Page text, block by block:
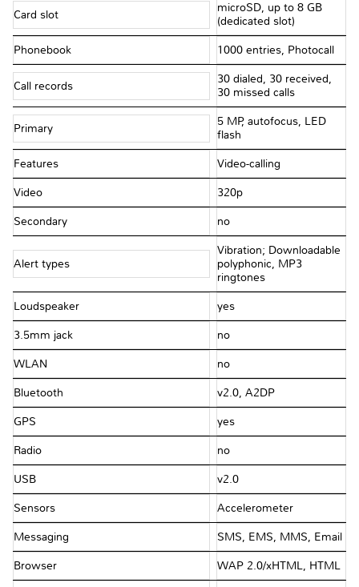
Card slot
microSD, up to 8 GB
(dedicated slot)
Phonebook 1000 entries, Photocall
Call records
30 dialed, 30 received,
30 missed calls
Primary
5 MP, autofocus, LED
flash
Features Video-calling
Video 320p
Secondary no
Alert types
Vibration; Downloadable
polyphonic, MP3
ringtones
Loudspeaker yes
3.5mm jack no
WLAN no
Bluetooth v2.0, A2DP
GPS yes
Radio no
USB v2.0
Sensors Accelerometer
Messaging SMS, EMS, MMS, Email
Browser WAP 2.0/xHTML, HTML